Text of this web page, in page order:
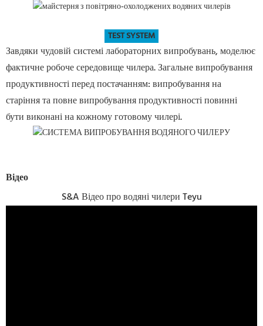
TEST SYSTEM
Завдяки чудовій системі лабораторних випробувань, моделює
фактичне робоче середовище чилера. Загальне випробування
продуктивності перед постачанням: випробування на
старіння та повне випробування продуктивності повинні
бути виконані на кожному готовому чилері.
Відео
S&A Відео про водяні чилери Teyu